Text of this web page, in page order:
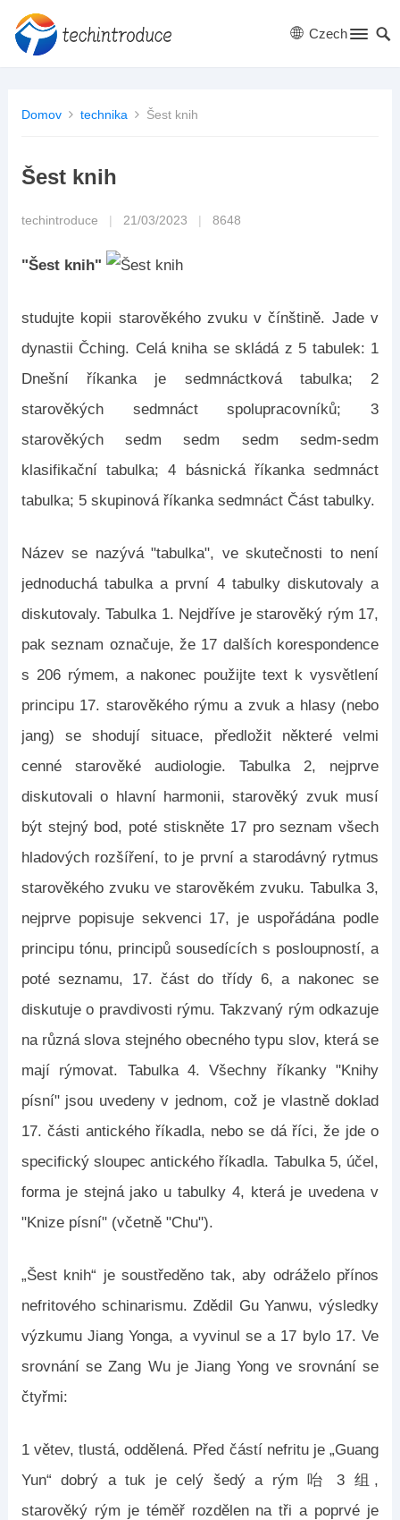
Czech
Domov technika Šest knih
Šest knih
techintroduce 21/03/2023 8648
"Šest knih"
studujte kopii starověkého zvuku v čínštině. Jade v
dynastii Čching. Celá kniha se skládá z 5 tabulek: 1
Dnešní říkanka je sedmnáctková tabulka; 2
starověkých sedmnáct spolupracovníků; 3
starověkých sedm sedm sedm sedm-sedm
klasifikační tabulka; 4 básnická říkanka sedmnáct
tabulka; 5 skupinová říkanka sedmnáct Část tabulky.
Název se nazývá "tabulka", ve skutečnosti to není
jednoduchá tabulka a první 4 tabulky diskutovaly a
diskutovaly. Tabulka 1. Nejdříve je starověký rým 17,
pak seznam označuje, že 17 dalších korespondence
s 206 rýmem, a nakonec použijte text k vysvětlení
principu 17. starověkého rýmu a zvuk a hlasy (nebo
jang) se shodují situace, předložit některé velmi
cenné starověké audiologie. Tabulka 2, nejprve
diskutovali o hlavní harmonii, starověký zvuk musí
být stejný bod, poté stiskněte 17 pro seznam všech
hladových rozšíření, to je první a starodávný rytmus
starověkého zvuku ve starověkém zvuku. Tabulka 3,
nejprve popisuje sekvenci 17, je uspořádána podle
principu tónu, principů sousedících s posloupností, a
poté seznamu, 17. část do třídy 6, a nakonec se
diskutuje o pravdivosti rýmu. Takzvaný rým odkazuje
na různá slova stejného obecného typu slov, která se
mají rýmovat. Tabulka 4. Všechny říkanky "Knihy
písní" jsou uvedeny v jednom, což je vlastně doklad
17. části antického říkadla, nebo se dá říci, že jde o
specifický sloupec antického říkadla. Tabulka 5, účel,
forma je stejná jako u tabulky 4, která je uvedena v
"Knize písní" (včetně "Chu").
„Šest knih“ je soustředěno tak, aby odráželo přínos
nefritového schinarismu. Zdědil Gu Yanwu, výsledky
výzkumu Jiang Yonga, a vyvinul se a 17 bylo 17. Ve
srovnání se Zang Wu je Jiang Yong ve srovnání se
čtyřmi:
1 větev, tlustá, oddělená. Před částí nefritu je „Guang
Yun“ dobrý a tuk je celý šedý a rým 咍 3 组,
starověký rým je téměř rozdělen na tři a poprvé je